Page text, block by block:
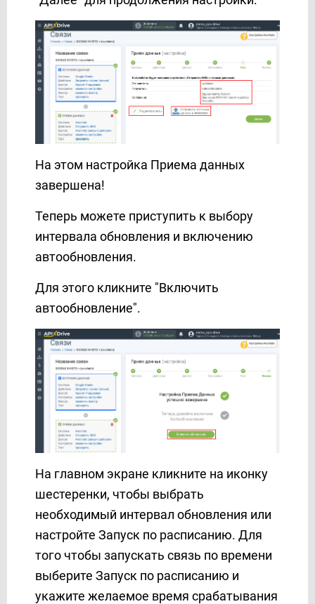
TxtSync
UKR.NET
Unipost
Vbout
VerticalResponse
Webex Interact
WHATSAPP (через партнера AceBot)
Wire2Air
Wrike
Yahoo!
Zoho CRM
Zoho Inventory
Телеграм
6. AI TOOLS
7. ФОРМАТИРОВАНИЕ
8. МАТЕМАТИЧЕСКИЕ операции
9. ПОИСК данных
10. ФИЛЬТР данных
О сервисе
Партнерский кабинет
Поддержка
Тарифы и Оплата
На этом настройка Приема данных
завершена!
Теперь можете приступить к выбору
интервала обновления и включению
автообновления.
Для этого кликните "Включить
автообновление".
На главном экране кликните на иконку
шестеренки, чтобы выбрать
необходимый интервал обновления или
настройте Запуск по расписанию. Для
того чтобы запускать связь по времени
выберите Запуск по расписанию и
укажите желаемое время срабатывания